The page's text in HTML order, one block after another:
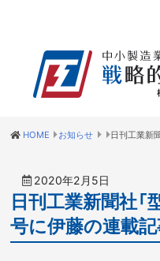
HOME お知らせ
2020年2月5日
日刊工業新聞社「
号に伊藤の連載